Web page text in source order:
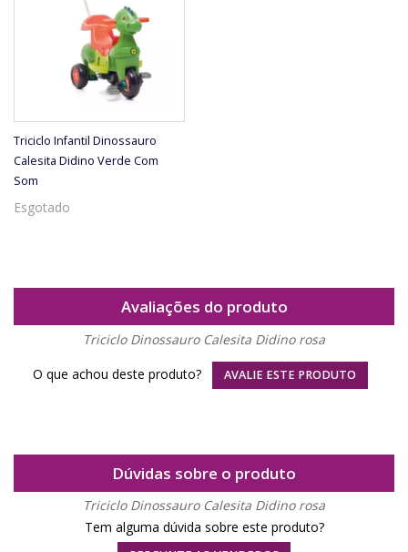
Triciclo Infantil Dinossauro
Calesita Didino Verde Com
Som
Esgotado
Avaliações do produto
Triciclo Dinossauro Calesita Didino rosa
O que achou deste produto?
AVALIE ESTE PRODUTO
Dúvidas sobre o produto
Triciclo Dinossauro Calesita Didino rosa
Tem alguma dúvida sobre este produto?